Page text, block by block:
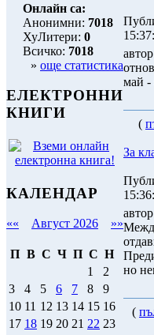
Онлайн са:
Анонимни: 7018
ХуЛитери: 0
Всичко: 7018
» още статистика
ЕЛЕКТРОННИ
КНИГИ
КАЛЕНДАР
«« Август 2026 »»
П В С Ч П С Н
1
2
3
4 5 6 7 8
9
10 11 12 13 14 15 16
17 18 19 20 21 22 23
май -
(
За
но
(